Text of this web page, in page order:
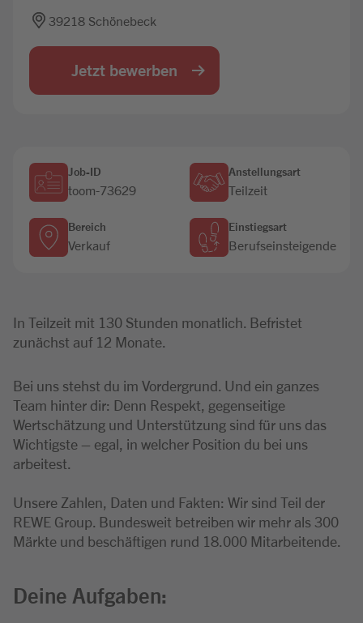
Jobbörse
39218 Schönebeck
Jetzt bewerben
Job-ID
toom-73629
Anstellungsart
Teilzeit
Bereich
Verkauf
Einstiegsart
Berufseinsteigende
In Teilzeit mit 130 Stunden monatlich. Befristet
zunächst auf 12 Monate.
Bei uns stehst du im Vordergrund. Und ein ganzes
Team hinter dir: Denn Respekt, gegenseitige
Wertschätzung und Unterstützung sind für uns das
Wichtigste – egal, in welcher Position du bei uns
arbeitest.
Unsere Zahlen, Daten und Fakten: Wir sind Teil der
REWE Group. Bundesweit betreiben wir mehr als 300
Märkte und beschäftigen rund 18.000 Mitarbeitende.
Deine Aufgaben: